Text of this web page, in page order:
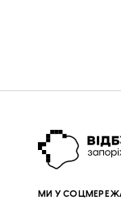
МИ У